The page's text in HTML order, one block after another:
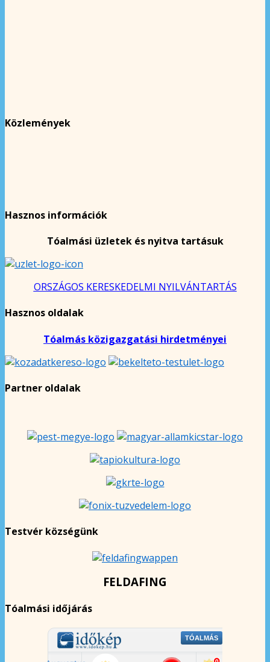
Közlemények
Hasznos információk
Tóalmási üzletek és nyitva tartásuk
ORSZÁGOS KERESKEDELMI NYILVÁNTARTÁS
Hasznos oldalak
Tóalmás közigazgatási hirdetményei
Partner oldalak
Testvér községünk
FELDAFING
Tóalmási időjárás